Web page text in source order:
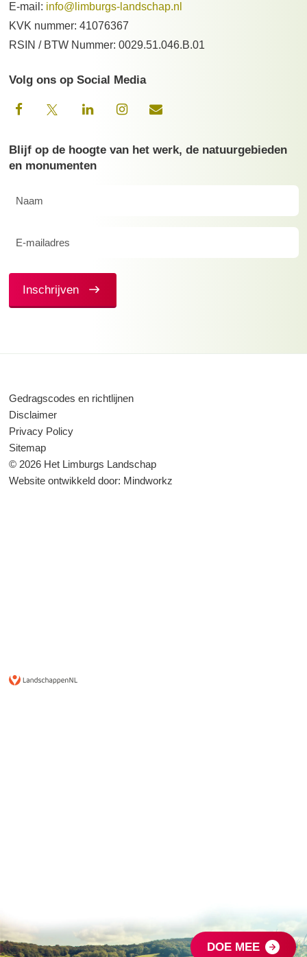
E-mail: info@limburgs-landschap.nl
KVK nummer: 41076367
RSIN / BTW Nummer: 0029.51.046.B.01
Volg ons op Social Media
Blijf op de hoogte van het werk, de natuurgebieden
en monumenten
(Vereist)
Inschrijven
Gedragscodes en richtlijnen
Disclaimer
Privacy Policy
Sitemap
© 2026 Het Limburgs Landschap
Website ontwikkeld door: Mindworkz
DOE MEE